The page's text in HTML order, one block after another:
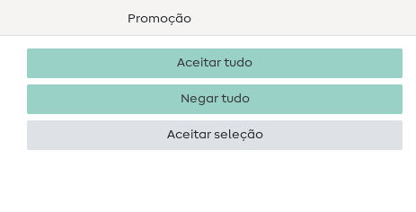
Promoção
Aceitar tudo
Negar tudo
Aceitar seleção